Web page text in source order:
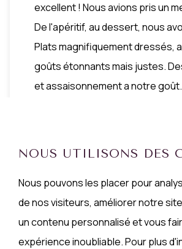
excellent ! Nous avions pris un
De l'apéritif, au dessert, nous
Plats magnifiquement dressés,
goûts étonnants mais justes.
et assaisonnement a notre
Jelodiel, 24-08-2020
NOUS UTILISONS DES
Nous pouvons les placer pour
de nos visiteurs, améliorer notre
un contenu personnalisé et vous
expérience inoubliable. Pour plus